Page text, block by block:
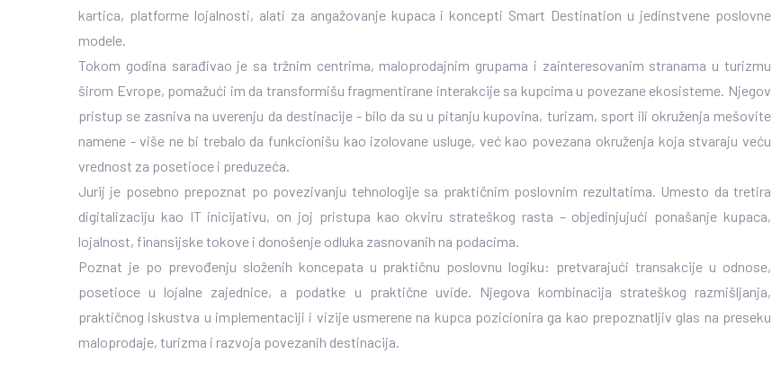
kartica, platforme lojalnosti, alati za angažovanje kupaca i koncepti Smart Destination u jedinstvene poslovne
modele.
Tokom godina sarađivao je sa tržnim centrima, maloprodajnim grupama i zainteresovanim stranama u turizmu
širom Evrope, pomažući im da transformišu fragmentirane interakcije sa kupcima u povezane ekosisteme. Njegov
pristup se zasniva na uverenju da destinacije - bilo da su u pitanju kupovina, turizam, sport ili okruženja mešovite
namene - više ne bi trebalo da funkcionišu kao izolovane usluge, već kao povezana okruženja koja stvaraju veću
vrednost za posetioce i preduzeća.
Jurij je posebno prepoznat po povezivanju tehnologije sa praktičnim poslovnim rezultatima. Umesto da tretira
digitalizaciju kao IT inicijativu, on joj pristupa kao okviru strateškog rasta – objedinjujući ponašanje kupaca,
lojalnost, finansijske tokove i donošenje odluka zasnovanih na podacima.
Poznat je po prevođenju složenih koncepata u praktičnu poslovnu logiku: pretvarajući transakcije u odnose,
posetioce u lojalne zajednice, a podatke u praktične uvide. Njegova kombinacija strateškog razmišljanja,
praktičnog iskustva u implementaciji i vizije usmerene na kupca pozicionira ga kao prepoznatljiv glas na preseku
maloprodaje, turizma i razvoja povezanih destinacija.